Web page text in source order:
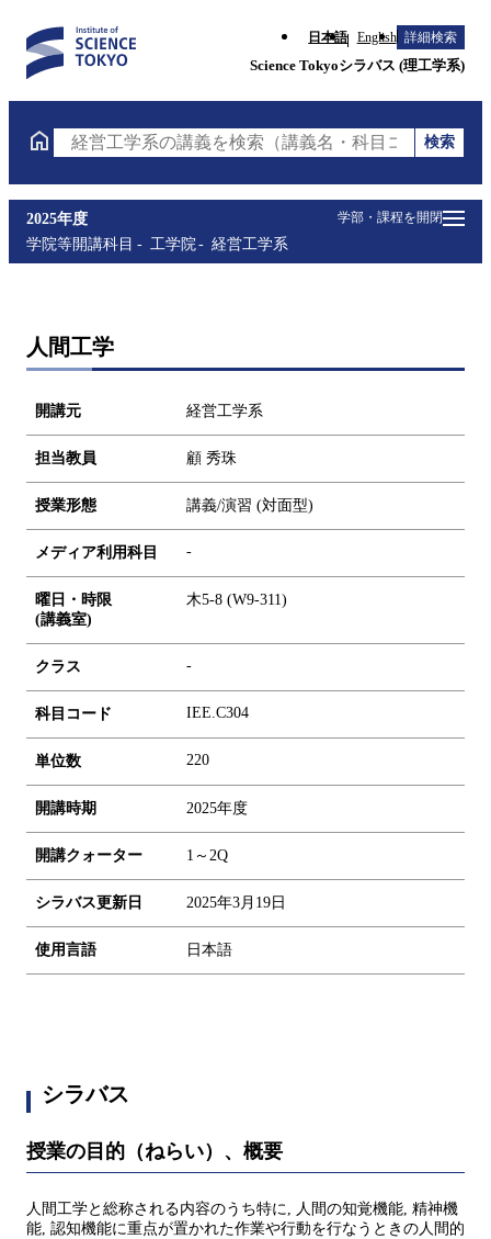
日本語 English 詳細検索
Science Tokyoシラバス (理工学系)
経営工学系の講義を検索（講義名・科目コード・担当
検索
学部・課程を開閉
2025年度
学院等開講科目
工学院 経営工学系
人間工学
開講元 経営工学系
担当教員 顧 秀珠
授業形態 講義/演習 (対面型)
メディア利用科目 -
曜日・時限
(講義室)
木5-8 (W9-311)
クラス -
科目コード IEE.C304
単位数 220
開講時期 2025年度
開講クォーター 1～2Q
シラバス更新日 2025年3月19日
使用言語 日本語
シラバス
授業の目的（ねらい）、概要
人間工学と総称される内容のうち特に, 人間の知覚機能, 精神機
能, 認知機能に重点が置かれた作業や行動を行なうときの人間的